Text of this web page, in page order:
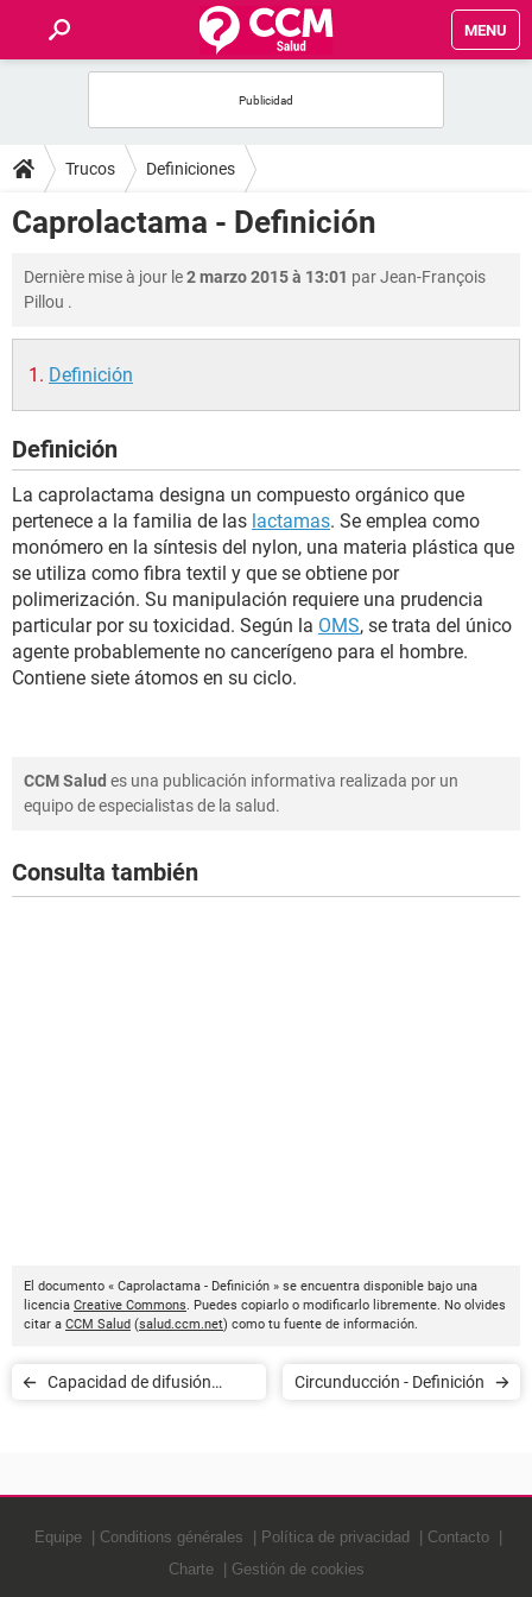
MENU
FORUMS
SALUD
FAMILIA
NUTRICIÓN
SEXUALIDAD
GLOSARIO
Trucos Definiciones
Caprolactama - Definición
Dernière mise à jour le2 marzo 2015 à 13:01 parJean-François
Pillou .
Definición
Definición
La caprolactama designa un compuesto orgánico que
pertenece a la familia de las lactamas. Se emplea como
monómero en la síntesis del nylon, una materia plástica que
se utiliza como fibra textil y que se obtiene por
polimerización. Su manipulación requiere una prudencia
particular por su toxicidad. Según la OMS, se trata del único
agente probablemente no cancerígeno para el hombre.
Contiene siete átomos en su ciclo.
CCM Salud es una publicación informativa realizada por un
equipo de especialistas de la salud.
Consulta también
El documento « Caprolactama - Definición » se encuentra disponible bajo una
licencia Creative Commons. Puedes copiarlo o modificarlo libremente. No olvides
citar a CCM Salud (salud.ccm.net) como tu fuente de información.
Capacidad de difusión
Circunducción - Definición
Equipe Conditions générales Política de privacidad
Contacto
Charte
Gestión de cookies